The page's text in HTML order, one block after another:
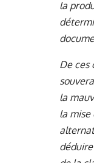
la
De ces
la
la mise